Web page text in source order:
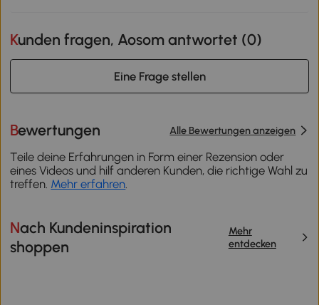
Kunden fragen, Aosom antwortet (0)
Eine Frage stellen
Bewertungen Alle Bewertungen anzeigen
Teile deine Erfahrungen in Form einer Rezension oder
eines Videos und hilf anderen Kunden, die richtige Wahl zu
treffen. Mehr erfahren
Nach Kundeninspiration
shoppen
Mehr
entdecken